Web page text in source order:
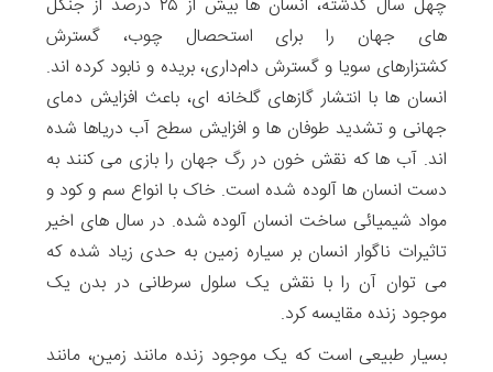
چهل سال گذشته، انسان ها بیش از ۲۵ درصد از جنگل
های جهان را برای استحصال چوب، گسترش
کشتزارهای سویا و گسترش دام‌داری، بریده و نابود کرده اند.
انسان ها با انتشار گازهای گلخانه ای، باعث افزایش دمای
جهانی و تشدید طوفان ها و افزایش سطح آب دریاها شده
اند. آب ها که نقش خون در رگ جهان را بازی می کنند به
دست انسان ها آلوده شده است. خاک با انواع سم و کود و
مواد شیمیائی ساخت انسان آلوده شده. در سال های اخیر
تاثیرات ناگوار انسان بر سیاره زمین به حدی زیاد شده که
می توان آن را با نقش یک سلول سرطانی در بدن یک
موجود زنده مقایسه کرد.
بسیار طبیعی است که یک موجود زنده مانند زمین، مانند